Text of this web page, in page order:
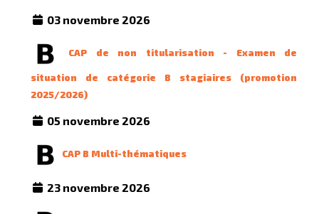
03 novembre 2026
CAP de non titularisation - Examen de
situation de catégorie B stagiaires (promotion
2025/2026)
05 novembre 2026
CAP B Multi-thématiques
23 novembre 2026